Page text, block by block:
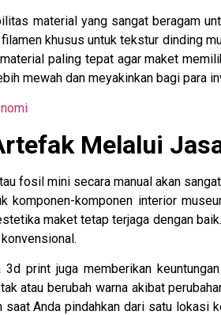
material yang sangat beragam
khusus untuk tekstur dinding
paling tepat agar maket
mewah dan meyakinkan bagi para
Melalui
fosil mini secara manual akan
komponen-komponen interior
maket tetap terjaga dengan
print juga memberikan
atau berubah warna akibat
Anda pindahkan dari satu lokasi